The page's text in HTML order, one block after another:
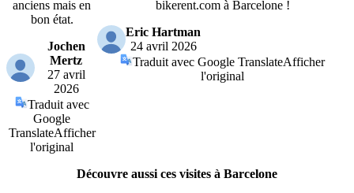
anciens mais en
bon état.
Jochen
Mertz
27 avril
2026
Traduit avec
Google
TranslateAfficher
l'original
bikerent.com à Barcelone !
Eric Hartman
24 avril 2026
Traduit avec Google TranslateAfficher
l'original
Découvre aussi ces visites à Barcelone